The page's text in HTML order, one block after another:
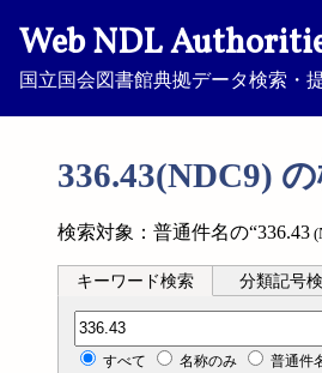
Web NDL
国立国会図書館典拠データ検索・
336.43(NDC9)
検索対象：普通件名の“336.43
キーワード検索 分類記号
分類記号検索
すべて 名称のみ 普通件